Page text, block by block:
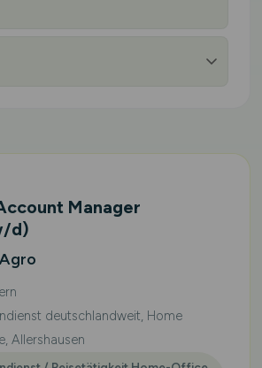
Manager
d)
deutschlandweit, Home
Allershausen